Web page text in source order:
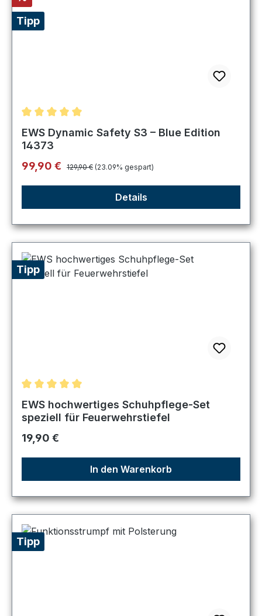
Tipp
Durchschnittliche Bewertung von 5 von 5 Sternen
EWS Dynamic Safety S3 – Blue Edition
14373
Verkaufspreis:
99,90 € Regulärer Preis:
129,90 € (23.09% gespart)
Details
Tipp
Durchschnittliche Bewertung von 5 von 5 Sternen
EWS hochwertiges Schuhpflege-Set
speziell für Feuerwehrstiefel
Regulärer Preis:
19,90 €
In den Warenkorb
Tipp